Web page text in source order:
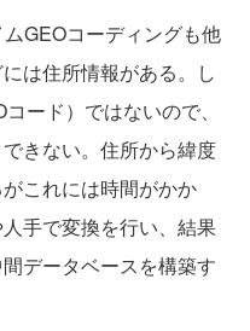
GEOコーディングも他
は住所情報がある。し
ード）ではないので、
きない。住所から緯度
これには時間がかか
手で変換を行い、結果
データベースを構築す